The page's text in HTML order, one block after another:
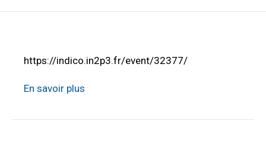
https://indico.in2p3.fr/event/32377/
En savoir plus